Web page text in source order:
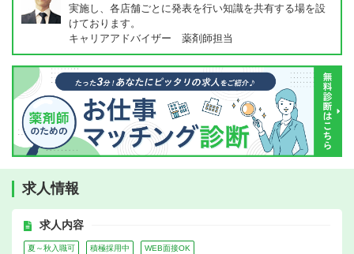
実施し、各店舗ごとに発表を行い知識を共有する場を設
けております。
キャリアアドバイザー 薬剤師担当
求人情報
求人内容
夏～秋入職可 積極採用中 WEB面接OK